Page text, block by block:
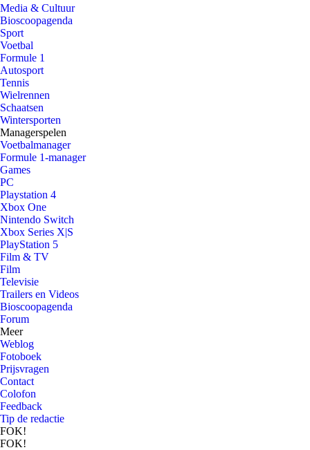
Media & Cultuur
Bioscoopagenda
Sport
Voetbal
Formule 1
Autosport
Tennis
Wielrennen
Schaatsen
Wintersporten
Managerspelen
Voetbalmanager
Formule 1-manager
Games
PC
Playstation 4
Xbox One
Nintendo Switch
Xbox Series X|S
PlayStation 5
Film & TV
Film
Televisie
Trailers en Videos
Bioscoopagenda
Forum
Meer
Weblog
Fotoboek
Prijsvragen
Contact
Colofon
Feedback
Tip de redactie
FOK!
FOK!